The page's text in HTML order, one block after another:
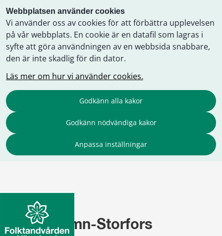
Webbplatsen använder cookies
Vi använder oss av cookies för att förbättra upplevelsen
på vår webbplats. En cookie är en datafil som lagras i
syfte att göra användningen av en webbsida snabbare,
den är inte skadlig för din dator.
Läs mer om hur vi använder cookies.
Godkänn alla kakor
Godkänn nödvändiga kakor
Anpassa inställningar
Kristinehamn-Storfors